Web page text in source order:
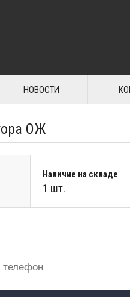
НОВОСТИ
ОЖ
Наличие на складе
1 шт.